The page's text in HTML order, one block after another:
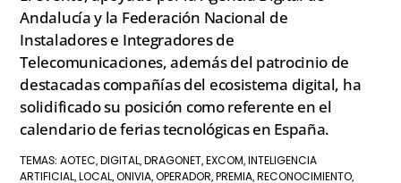
Andalucía y la Federación Nacional de
Instaladores e Integradores de
Telecomunicaciones, además del patrocinio de
destacadas compañías del ecosistema digital, ha
solidificado su posición como referente en el
calendario de ferias tecnológicas en España.
TEMAS:AOTEC, DIGITAL, DRAGONET, EXCOM, INTELIGENCIA
ARTIFICIAL, LOCAL,ONIVIA,OPERADOR, PREMIA, RECONOCIMIENTO,